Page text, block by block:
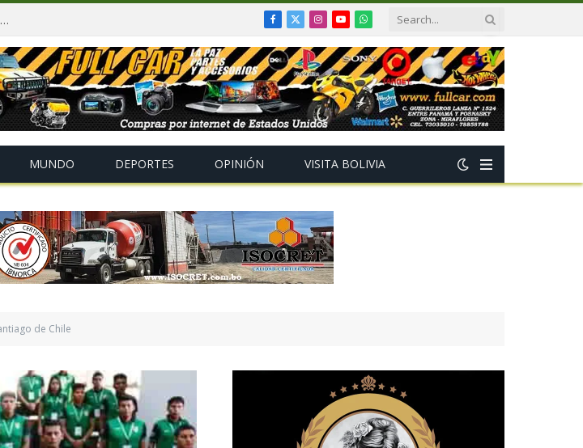
Paz y gobernadores firman acuerdo del 50/50 que proyecta redistribuir recursos y tributos desde 2027 Facebook
X
(Twitter)
Instagram
YouTubeWhatsApp
MUNDO DEPORTES OPINIÓN VISITA BOLIVIA
de Chile